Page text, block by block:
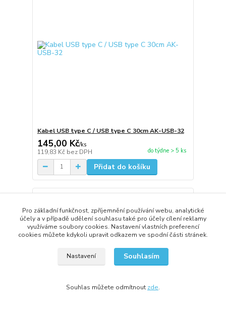
Kabel USB type C / USB type C 30cm AK-USB-32
145,00 Kč/ks
119,83 Kč bez DPH do týdne > 5 ks
Přidat do košíku
Pro základní funkčnost, zpříjemnění používání webu, analytické
účely a v případě udělení souhlasu také pro účely cílení reklamy
využíváme soubory cookies. Nastavení vlastních preferencí
cookies můžete kdykoli upravit odkazem ve spodní části stránek.
Nastavení Souhlasím
Souhlas můžete odmítnout zde.